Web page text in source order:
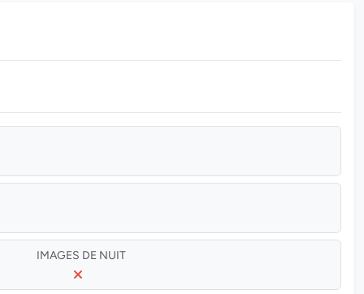
IMAGES DE NUIT